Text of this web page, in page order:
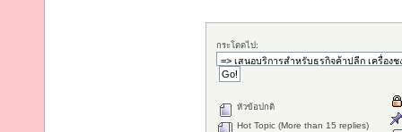
กระโดดไป:
หัวข้อปกติ
Hot Topic (More than 15 replies)